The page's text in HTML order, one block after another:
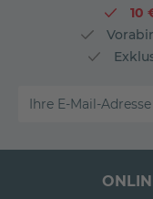
10
Ihre E-Mail-Adresse